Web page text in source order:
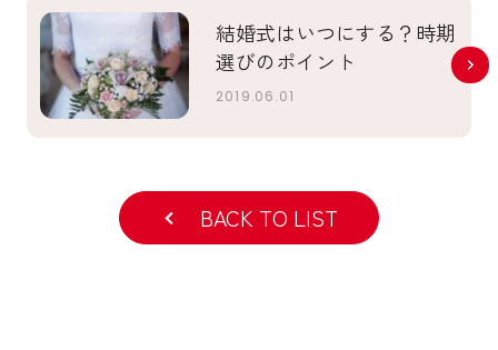
結婚式はいつにする？時期
選びのポイント
2019.06.01
BACK TO LIST